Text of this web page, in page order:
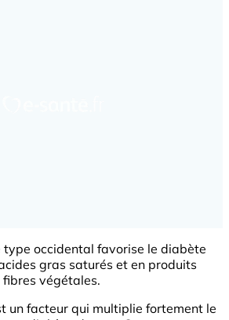
occidental favorise le diabète
gras saturés et en produits
végétales.
un facteur qui multiplie fortement le